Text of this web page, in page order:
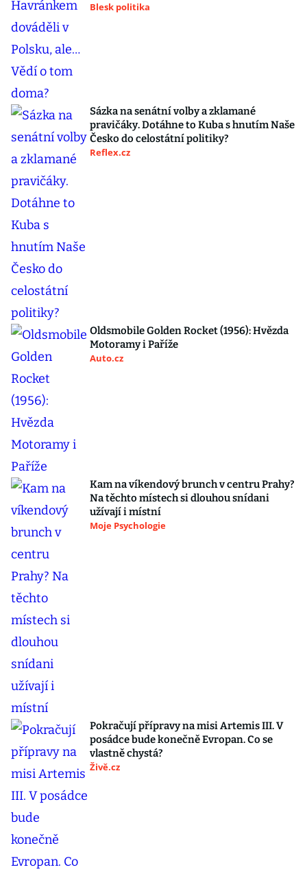
Blesk politika
Sázka na senátní volby a zklamané
pravičáky. Dotáhne to Kuba s hnutím Naše
Česko do celostátní politiky?
Reflex.cz
Oldsmobile Golden Rocket (1956): Hvězda
Motoramy i Paříže
Auto.cz
Kam na víkendový brunch v centru Prahy?
Na těchto místech si dlouhou snídani
užívají i místní
Moje Psychologie
Pokračují přípravy na misi Artemis III. V
posádce bude konečně Evropan. Co se
vlastně chystá?
Živě.cz